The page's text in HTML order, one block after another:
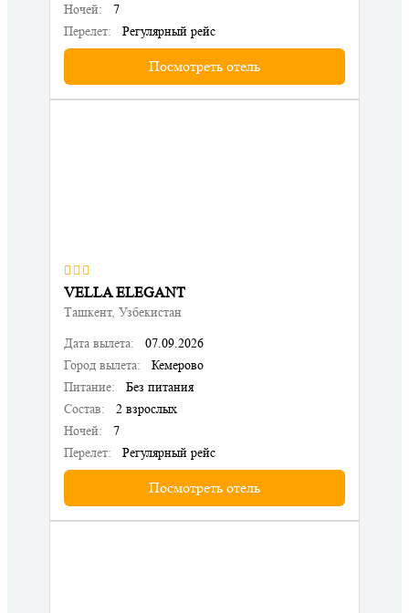
Ночей:
7
Перелет:
Регулярный рейс
Посмотреть отель
VELLA ELEGANT
Ташкент, Узбекистан
Дата вылета:
07.09.2026
Город вылета:
Кемерово
Питание:
Без питания
Состав:
2 взрослых
Ночей:
7
Перелет:
Регулярный рейс
Посмотреть отель